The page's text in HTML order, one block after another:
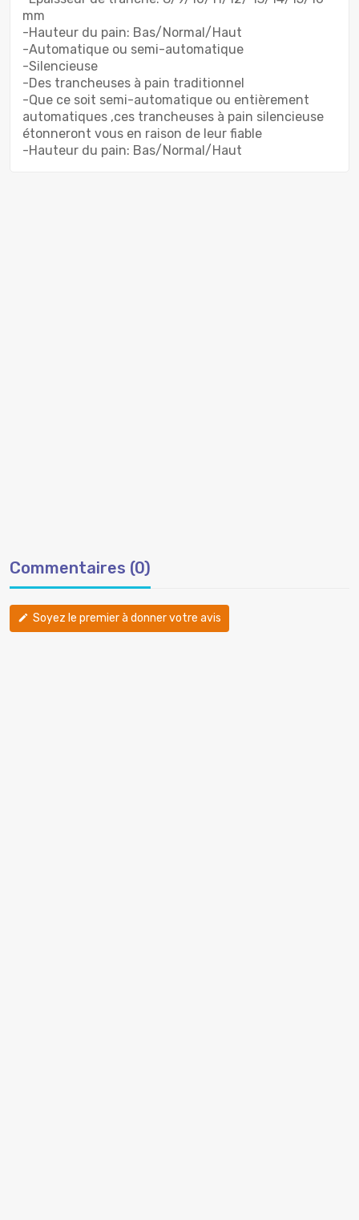
mm
-Hauteur du pain: Bas/Normal/Haut
-Automatique ou semi-automatique
-Silencieuse
-Des trancheuses à pain traditionnel
-Que ce soit semi-automatique ou entièrement
automatiques ,ces trancheuses à pain silencieuse
étonneront vous en raison de leur fiable
-Hauteur du pain: Bas/Normal/Haut
Commentaires (0)
edit Soyez le premier à donner votre avis